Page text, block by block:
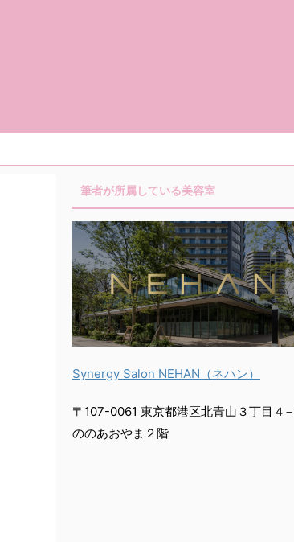
筆者が所属している美容室
Synergy Salon NEHAN（ネハン）
〒107-0061 東京都港区北青山３丁目４−
ののあおやま２階